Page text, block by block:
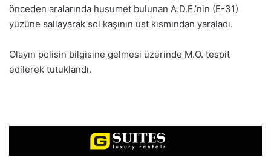
önceden aralarında husumet bulunan A.D.E.’nin (E-31)
yüzüne sallayarak sol kaşının üst kısmından yaraladı.
Olayın polisin bilgisine gelmesi üzerinde M.O. tespit
edilerek tutuklandı.